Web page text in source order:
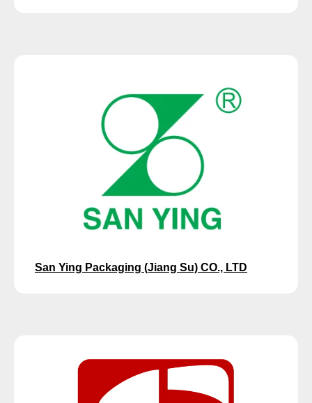
San Ying Packaging (Jiang Su) CO., LTD